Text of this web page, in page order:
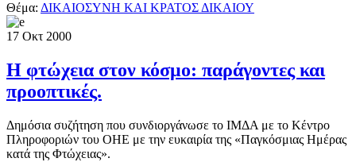
Θέμα: ΔΙΚΑΙΟΣΥΝΗ ΚΑΙ ΚΡΑΤΟΣ ΔΙΚΑΙΟΥ
17 Οκτ 2000
Η φτώχεια στον κόσμο: παράγοντες και
προοπτικές.
Δημόσια συζήτηση που συνδιοργάνωσε το ΙΜΔΑ με το Κέντρο
Πληροφοριών του ΟΗΕ με την ευκαιρία της «Παγκόσμιας Ημέρας
κατά της Φτώχειας».